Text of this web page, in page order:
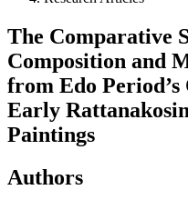
The Comparative
Composition and
from Edo
Early
Paintings
Authors